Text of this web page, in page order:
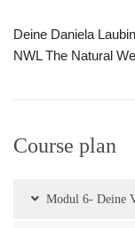
Deine Daniela
NWL The Natural
Course plan
Modul 6- Deine